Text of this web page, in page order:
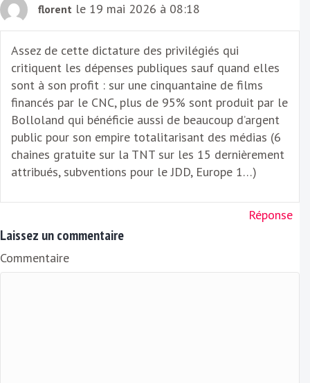
florent le 19 mai 2026 à 08:18
Assez de cette dictature des privilégiés qui
critiquent les dépenses publiques sauf quand elles
sont à son profit : sur une cinquantaine de films
financés par le CNC, plus de 95% sont produit par le
Bolloland qui bénéficie aussi de beaucoup d’argent
public pour son empire totalitarisant des médias (6
chaines gratuite sur la TNT sur les 15 dernièrement
attribués, subventions pour le JDD, Europe 1…)
Réponse
Laissez un commentaire
Commentaire